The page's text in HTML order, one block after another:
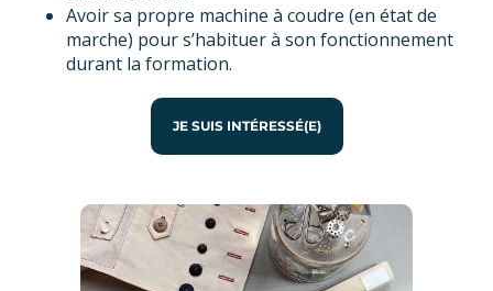
Avoir sa propre machine à coudre (en état de
marche) pour s’habituer à son fonctionnement
durant la formation.
JE SUIS INTÉRESSÉ(E)